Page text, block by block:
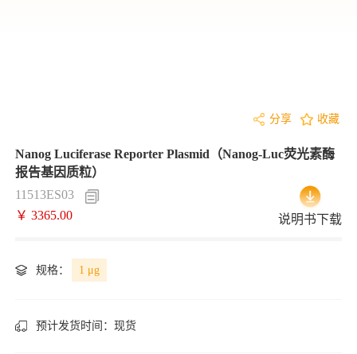
分享 收藏
Nanog Luciferase Reporter Plasmid（Nanog-Luc荧光素酶
报告基因质粒）
11513ES03
￥ 3365.00
说明书下载
规格： 1 μg
预计发货时间： 现货